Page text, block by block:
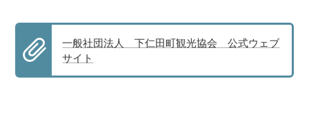
一般社団法人 下仁田町観光協会 公式ウェブ
サイト